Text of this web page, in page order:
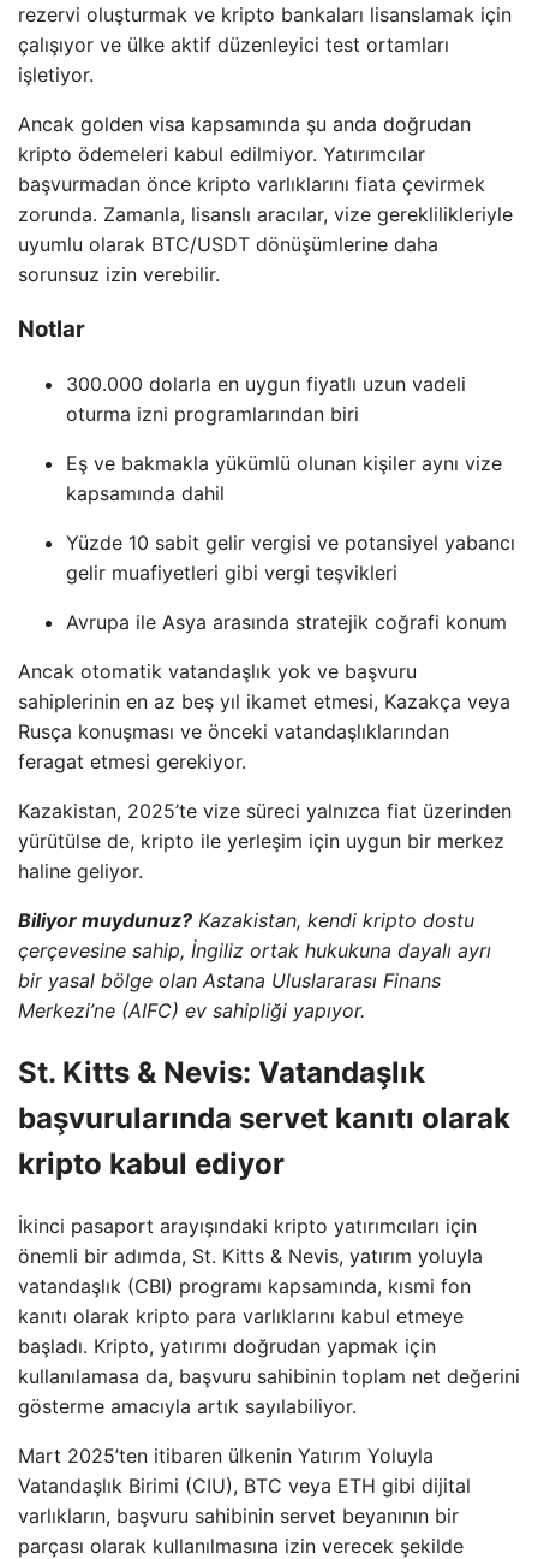
rezervi oluşturmak ve kripto bankaları lisanslamak için
çalışıyor ve ülke aktif düzenleyici test ortamları
işletiyor.
Ancak golden visa kapsamında şu anda doğrudan
kripto ödemeleri kabul edilmiyor. Yatırımcılar
başvurmadan önce kripto varlıklarını fiata çevirmek
zorunda. Zamanla, lisanslı aracılar, vize gereklilikleriyle
uyumlu olarak BTC/USDT dönüşümlerine daha
sorunsuz izin verebilir.
Notlar
300.000 dolarla en uygun fiyatlı uzun vadeli
oturma izni programlarından biri
Eş ve bakmakla yükümlü olunan kişiler aynı vize
kapsamında dahil
Yüzde 10 sabit gelir vergisi ve potansiyel yabancı
gelir muafiyetleri gibi vergi teşvikleri
Avrupa ile Asya arasında stratejik coğrafi konum
Ancak otomatik vatandaşlık yok ve başvuru
sahiplerinin en az beş yıl ikamet etmesi, Kazakça veya
Rusça konuşması ve önceki vatandaşlıklarından
feragat etmesi gerekiyor.
Kazakistan, 2025’te vize süreci yalnızca fiat üzerinden
yürütülse de, kripto ile yerleşim için uygun bir merkez
haline geliyor.
Biliyor muydunuz? Kazakistan, kendi kripto dostu
çerçevesine sahip, İngiliz ortak hukukuna dayalı ayrı
bir yasal bölge olan Astana Uluslararası Finans
Merkezi’ne (AIFC) ev sahipliği yapıyor.
St. Kitts & Nevis: Vatandaşlık
başvurularında servet kanıtı olarak
kripto kabul ediyor
İkinci pasaport arayışındaki kripto yatırımcıları için
önemli bir adımda, St. Kitts & Nevis, yatırım yoluyla
vatandaşlık (CBI) programı kapsamında, kısmi fon
kanıtı olarak kripto para varlıklarını kabul etmeye
başladı. Kripto, yatırımı doğrudan yapmak için
kullanılamasa da, başvuru sahibinin toplam net değerini
gösterme amacıyla artık sayılabiliyor.
Mart 2025’ten itibaren ülkenin Yatırım Yoluyla
Vatandaşlık Birimi (CIU), BTC veya ETH gibi dijital
varlıkların, başvuru sahibinin servet beyanının bir
parçası olarak kullanılmasına izin verecek şekilde